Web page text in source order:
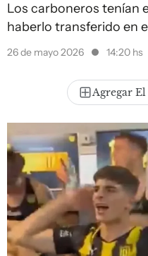
Los carboneros tenían
haberlo transferido en
26 de mayo 2026 14:20 hs
Agregar